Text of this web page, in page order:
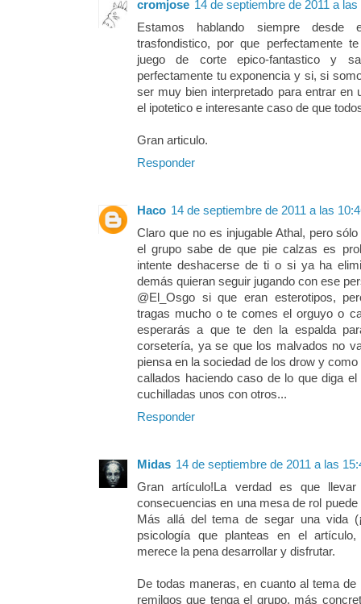
cromjose 14 de septiembre de 2011 a las
Estamos hablando siempre
trasfondistico, por que perfectamente
juego de corte epico-fantastico y
perfectamente tu exponencia y si, si
ser muy bien interpretado para entrar en
el ipotetico e interesante caso de que
Gran articulo.
Responder
Haco 14 de septiembre de 2011 a las
Claro que no es injugable Athal, pero
el grupo sabe de que pie calzas es
intente deshacerse de ti o si ya ha
demás quieran seguir jugando con ese
@El_Osgo si que eran esterotipos,
tragas mucho o te comes el orguyo o
esperarás a que te den la espalda
corsetería, ya se que los malvados no
piensa en la sociedad de los drow y
callados haciendo caso de lo que diga
cuchilladas unos con otros...
Responder
Midas 14 de septiembre de 2011 a las
Gran artículo!La verdad es que
consecuencias en una mesa de rol
Más allá del tema de segar una vida
psicología que planteas en el
merece la pena desarrollar y disfrutar.
De todas maneras, en cuanto al tema
remilgos que tenga el grupo, más